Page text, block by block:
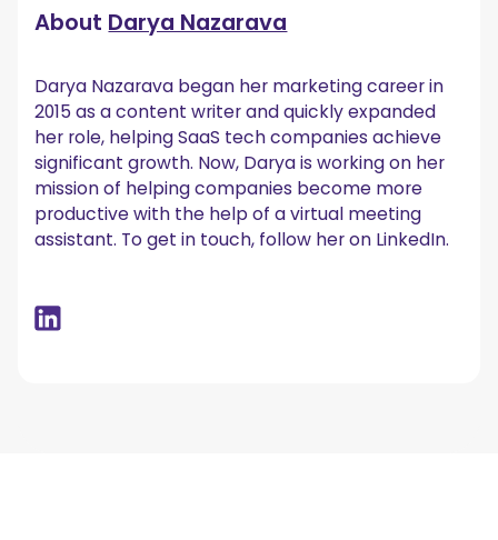
About Darya Nazarava
Darya Nazarava began her marketing career in
2015 as a content writer and quickly expanded
her role, helping SaaS tech companies achieve
significant growth. Now, Darya is working on her
mission of helping companies become more
productive with the help of a virtual meeting
assistant. To get in touch, follow her on LinkedIn.